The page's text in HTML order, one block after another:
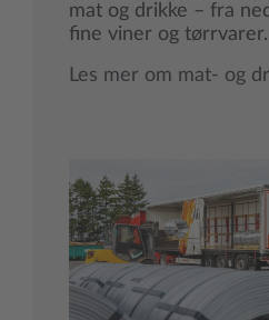
mat og drikke – fra
fine viner og tørrvarer.
Les mer om mat- og